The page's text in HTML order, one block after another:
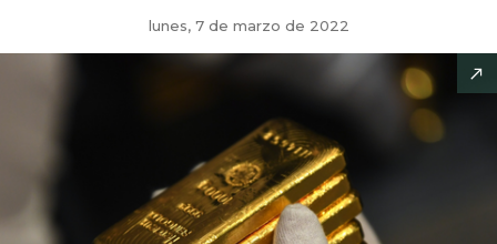
lunes, 7 de marzo de 2022